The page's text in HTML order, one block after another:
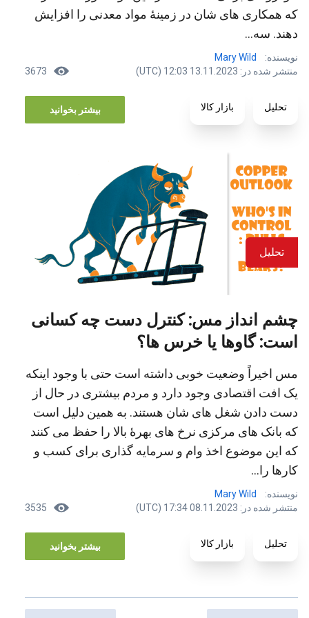
که همکاری های شان در زمینۀ مواد معدنی را افزایش
دهند. سه...
نویسنده:
Mary Wild
منتشر شده در: 13.11.2023 12:03 (UTC)
3673
تحلیل بازار کالا بیشتر بخوانید
تحلیل
چشم انداز مس: کنترل دست چه کسانی
است: گاوها یا خرس ها؟
مس اخیراً وضعیت خوبی داشته است حتی با وجود اینکه
یک افت اقتصادی وجود دارد و مردم بیشتری در حال از
دست دادن شغل های شان هستند. به همین دلیل است
که بانک های مرکزی نرخ های بهرۀ بالا را حفظ می کنند
که این موضوع اخذ وام و سرمایه گذاری برای کسب و
کارها را...
نویسنده:
Mary Wild
منتشر شده در: 08.11.2023 17:34 (UTC)
3535
تحلیل بازار کالا بیشتر بخوانید